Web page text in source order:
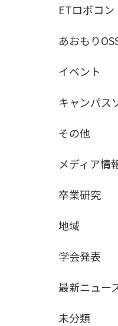
ETロボコン
あおもり
イベント
キャンパス
その他
メディア情
卒業研究
地域
学会発表
最新ニュー
未分類